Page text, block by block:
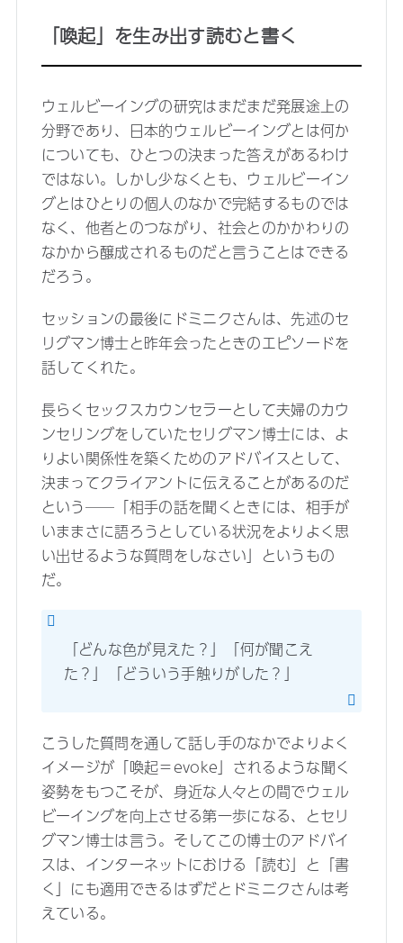
「喚起」を生み出す読むと書く
ウェルビーイングの研究はまだまだ発展途上の
分野であり、日本的ウェルビーイングとは何か
についても、ひとつの決まった答えがあるわけ
ではない。しかし少なくとも、ウェルビーイン
グとはひとりの個人のなかで完結するものでは
なく、他者とのつながり、社会とのかかわりの
なかから醸成されるものだと言うことはできる
だろう。
セッションの最後にドミニクさんは、先述のセ
リグマン博士と昨年会ったときのエピソードを
話してくれた。
長らくセックスカウンセラーとして夫婦のカウ
ンセリングをしていたセリグマン博士には、よ
りよい関係性を築くためのアドバイスとして、
決まってクライアントに伝えることがあるのだ
という──「相手の話を聞くときには、相手が
いままさに語ろうとしている状況をよりよく思
い出せるような質問をしなさい」というもの
だ。
「どんな色が見えた？」「何が聞こえ
た？」「どういう手触りがした？」
こうした質問を通して話し手のなかでよりよく
イメージが「喚起＝evoke」されるような聞く
姿勢をもつこそが、身近な人々との間でウェル
ビーイングを向上させる第一歩になる、とセリ
グマン博士は言う。そしてこの博士のアドバイ
スは、インターネットにおける「読む」と「書
く」にも適用できるはずだとドミニクさんは考
えている。